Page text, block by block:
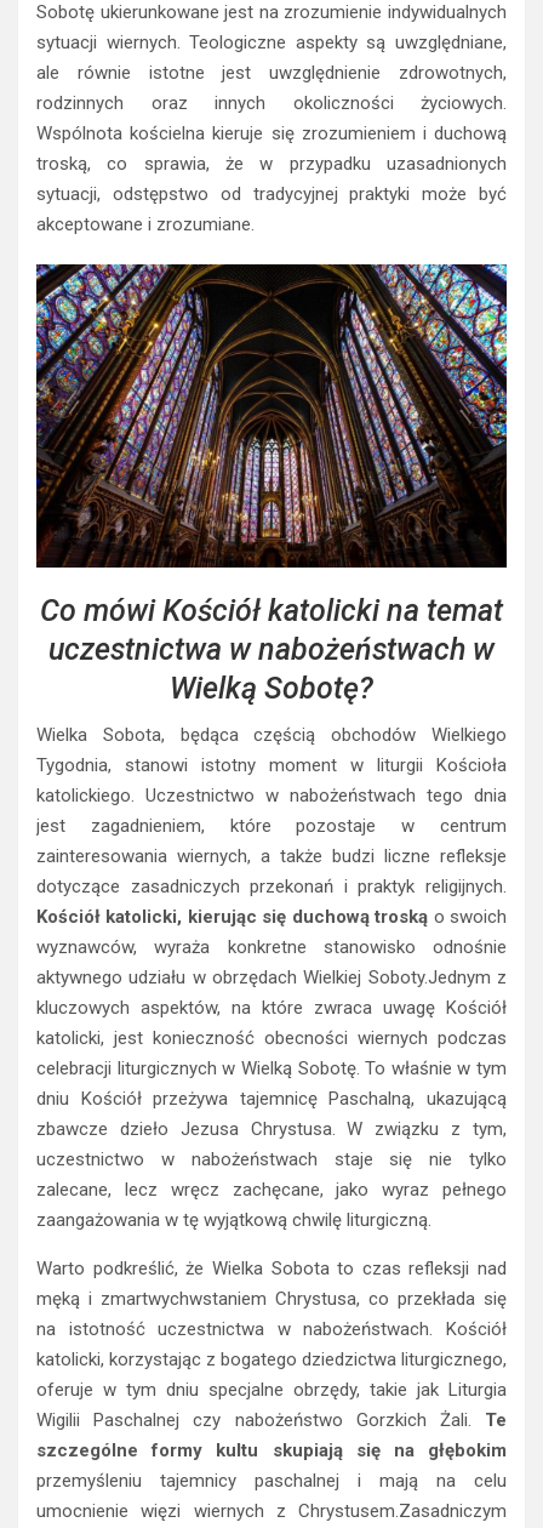
Sobotę ukierunkowane jest na zrozumienie indywidualnych
sytuacji wiernych. Teologiczne aspekty są uwzględniane,
ale równie istotne jest uwzględnienie zdrowotnych,
rodzinnych oraz innych okoliczności życiowych.
Wspólnota kościelna kieruje się zrozumieniem i duchową
troską, co sprawia, że w przypadku uzasadnionych
sytuacji, odstępstwo od tradycyjnej praktyki może być
akceptowane i zrozumiane.
Co mówi Kościół katolicki na temat
uczestnictwa w nabożeństwach w
Wielką Sobotę?
Wielka Sobota, będąca częścią obchodów Wielkiego
Tygodnia, stanowi istotny moment w liturgii Kościoła
katolickiego. Uczestnictwo w nabożeństwach tego dnia
jest zagadnieniem, które pozostaje w centrum
zainteresowania wiernych, a także budzi liczne refleksje
dotyczące zasadniczych przekonań i praktyk religijnych.
Kościół katolicki, kierując się duchową troską o swoich
wyznawców, wyraża konkretne stanowisko odnośnie
aktywnego udziału w obrzędach Wielkiej Soboty.Jednym z
kluczowych aspektów, na które zwraca uwagę Kościół
katolicki, jest konieczność obecności wiernych podczas
celebracji liturgicznych w Wielką Sobotę. To właśnie w tym
dniu Kościół przeżywa tajemnicę Paschalną, ukazującą
zbawcze dzieło Jezusa Chrystusa. W związku z tym,
uczestnictwo w nabożeństwach staje się nie tylko
zalecane, lecz wręcz zachęcane, jako wyraz pełnego
zaangażowania w tę wyjątkową chwilę liturgiczną.
Warto podkreślić, że Wielka Sobota to czas refleksji nad
męką i zmartwychwstaniem Chrystusa, co przekłada się
na istotność uczestnictwa w nabożeństwach. Kościół
katolicki, korzystając z bogatego dziedzictwa liturgicznego,
oferuje w tym dniu specjalne obrzędy, takie jak Liturgia
Wigilii Paschalnej czy nabożeństwo Gorzkich Żali. Te
szczególne formy kultu skupiają się na głębokim
przemyśleniu tajemnicy paschalnej i mają na celu
umocnienie więzi wiernych z Chrystusem.Zasadniczym